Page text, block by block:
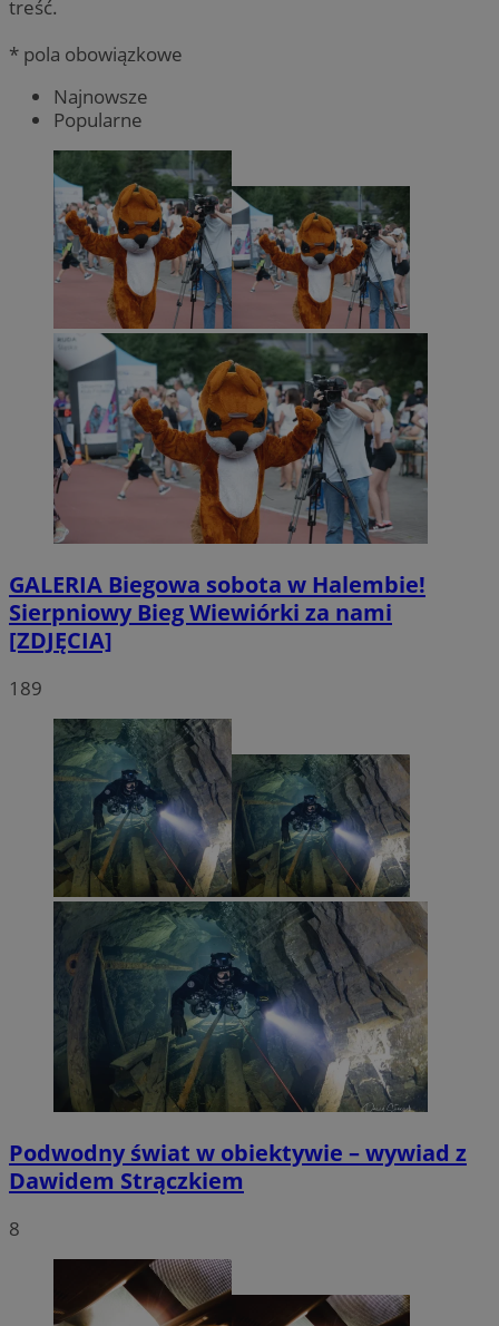
treść.
* pola obowiązkowe
Najnowsze
Popularne
GALERIA Biegowa sobota w Halembie!
Sierpniowy Bieg Wiewiórki za nami
[ZDJĘCIA]
189
Podwodny świat w obiektywie – wywiad z
Dawidem Strączkiem
8